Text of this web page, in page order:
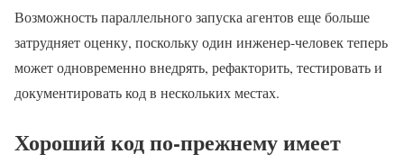
Возможность параллельного запуска агентов еще больше
затрудняет оценку, поскольку один инженер-человек теперь
может одновременно внедрять, рефакторить, тестировать и
документировать код в нескольких местах.
Хороший код по-прежнему имеет